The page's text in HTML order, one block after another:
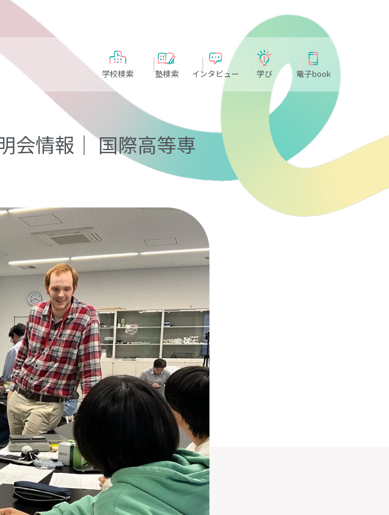
学校検索 塾検索 インタビュー 学び 電子book
会情報｜ 国際高等専